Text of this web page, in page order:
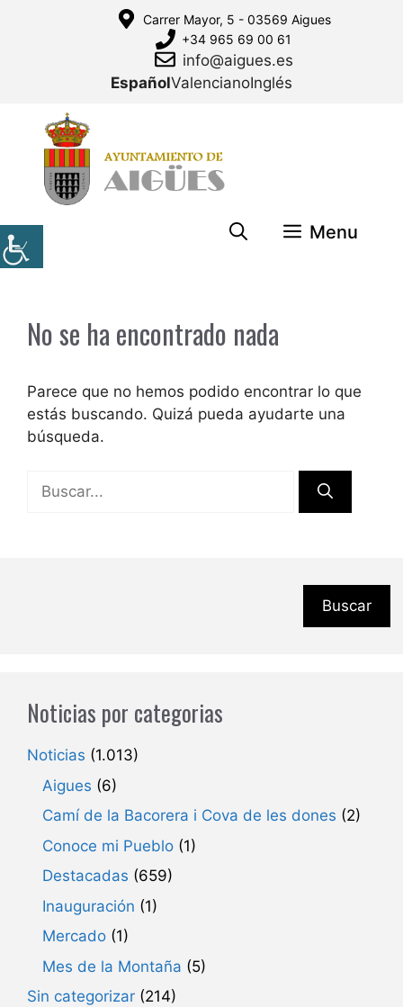
Carrer Mayor, 5 - 03569 Aigues
+34 965 69 00 61
info@aigues.es
EspañolValencianoInglés
Menu
No se ha encontrado nada
Parece que no hemos podido encontrar lo que
estás buscando. Quizá pueda ayudarte una
búsqueda.
Buscar:
Buscar
Noticias por categorias
Noticias (1.013)
Aigues (6)
Camí de la Bacorera i Cova de les dones (2)
Conoce mi Pueblo (1)
Destacadas (659)
Inauguración (1)
Mercado (1)
Mes de la Montaña (5)
Sin categorizar (214)